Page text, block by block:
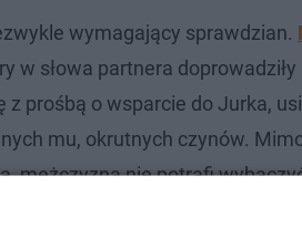
wymagający sprawdzian.
w słowa partnera
prośbą o wsparcie do Jurka,
mu, okrutnych czynów.
mężczyzna nie potrafi